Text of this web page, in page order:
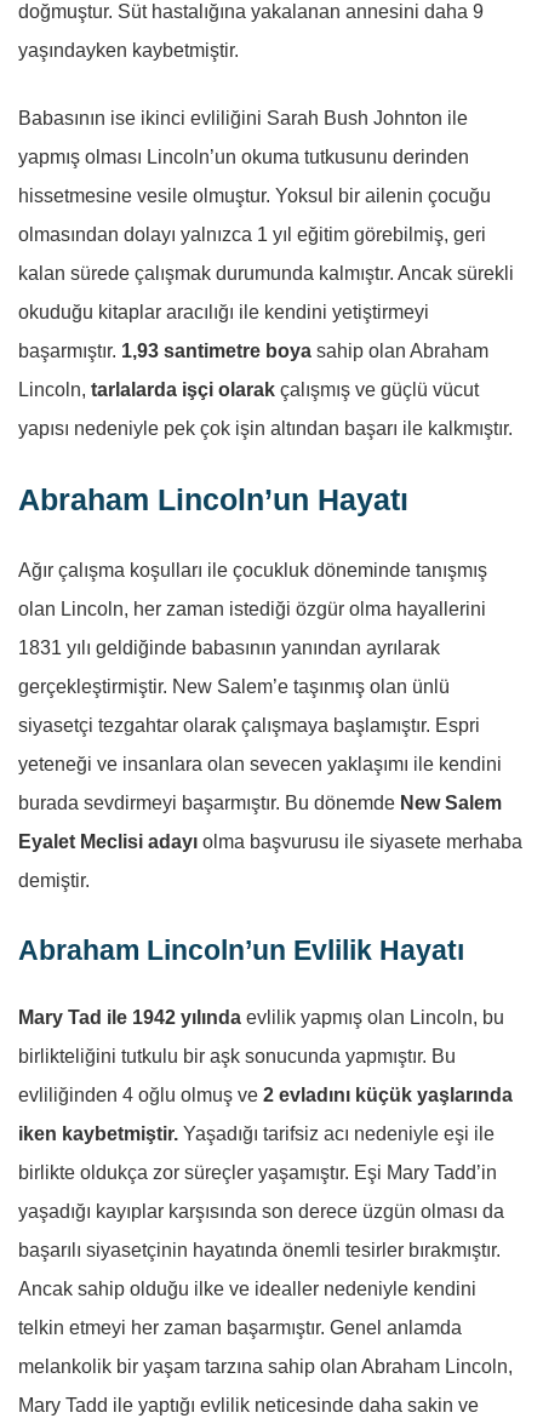
doğmuştur. Süt hastalığına yakalanan annesini daha 9
yaşındayken kaybetmiştir.
Babasının ise ikinci evliliğini Sarah Bush Johnton ile
yapmış olması Lincoln’un okuma tutkusunu derinden
hissetmesine vesile olmuştur. Yoksul bir ailenin çocuğu
olmasından dolayı yalnızca 1 yıl eğitim görebilmiş, geri
kalan sürede çalışmak durumunda kalmıştır. Ancak sürekli
okuduğu kitaplar aracılığı ile kendini yetiştirmeyi
başarmıştır. 1,93 santimetre boya sahip olan Abraham
Lincoln, tarlalarda işçi olarak çalışmış ve güçlü vücut
yapısı nedeniyle pek çok işin altından başarı ile kalkmıştır.
Abraham Lincoln’un Hayatı
Ağır çalışma koşulları ile çocukluk döneminde tanışmış
olan Lincoln, her zaman istediği özgür olma hayallerini
1831 yılı geldiğinde babasının yanından ayrılarak
gerçekleştirmiştir. New Salem’e taşınmış olan ünlü
siyasetçi tezgahtar olarak çalışmaya başlamıştır. Espri
yeteneği ve insanlara olan sevecen yaklaşımı ile kendini
burada sevdirmeyi başarmıştır. Bu dönemde New Salem
Eyalet Meclisi adayı olma başvurusu ile siyasete merhaba
demiştir.
Abraham Lincoln’un Evlilik Hayatı
Mary Tad ile 1942 yılında evlilik yapmış olan Lincoln, bu
birlikteliğini tutkulu bir aşk sonucunda yapmıştır. Bu
evliliğinden 4 oğlu olmuş ve 2 evladını küçük yaşlarında
iken kaybetmiştir. Yaşadığı tarifsiz acı nedeniyle eşi ile
birlikte oldukça zor süreçler yaşamıştır. Eşi Mary Tadd’in
yaşadığı kayıplar karşısında son derece üzgün olması da
başarılı siyasetçinin hayatında önemli tesirler bırakmıştır.
Ancak sahip olduğu ilke ve idealler nedeniyle kendini
telkin etmeyi her zaman başarmıştır. Genel anlamda
melankolik bir yaşam tarzına sahip olan Abraham Lincoln,
Mary Tadd ile yaptığı evlilik neticesinde daha sakin ve